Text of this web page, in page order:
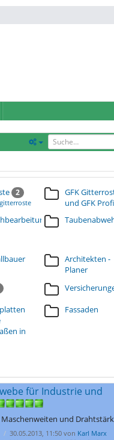
2
GFK
und GFK
Architekten -
Planer
in
Fassaden
für Industrie und
und
30.05.2013, 11:50 von Karl Marx